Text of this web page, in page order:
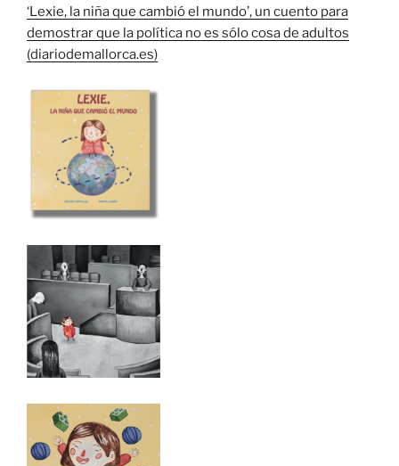
‘Lexie, la niña que cambió el mundo’, un cuento para
demostrar que la política no es sólo cosa de adultos
(diariodemallorca.es)